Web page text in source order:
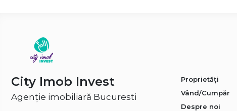
City Imob Invest
Agenție imobiliară Bucuresti
Proprietăți
Vând/Cumpăr
Despre noi